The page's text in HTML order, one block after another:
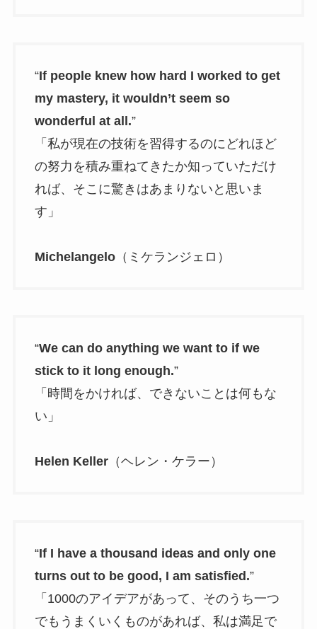
“If people knew how hard I worked to get
my mastery, it wouldn’t seem so
wonderful at all.”
「私が現在の技術を習得するのにどれほど
の努力を積み重ねてきたか知っていただけ
れば、そこに驚きはあまりないと思いま
す」
Michelangelo（ミケランジェロ）
“We can do anything we want to if we
stick to it long enough.”
「時間をかければ、できないことは何もな
い」
Helen Keller（ヘレン・ケラー）
“If I have a thousand ideas and only one
turns out to be good, I am satisfied.”
「1000のアイデアがあって、そのうち一つ
でもうまくいくものがあれば、私は満足で